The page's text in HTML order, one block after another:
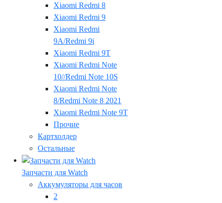
Xiaomi Redmi 8
Xiaomi Redmi 9
Xiaomi Redmi
9A/Redmi 9i
Xiaomi Redmi 9T
Xiaomi Redmi Note
10//Redmi Note 10S
Xiaomi Redmi Note
8/Redmi Note 8 2021
Xiaomi Redmi Note 9T
Прочие
Картхолдер
Остальные
Запчасти для Watch
Аккумуляторы для часов
2